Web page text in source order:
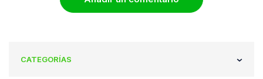
CATEGORÍAS